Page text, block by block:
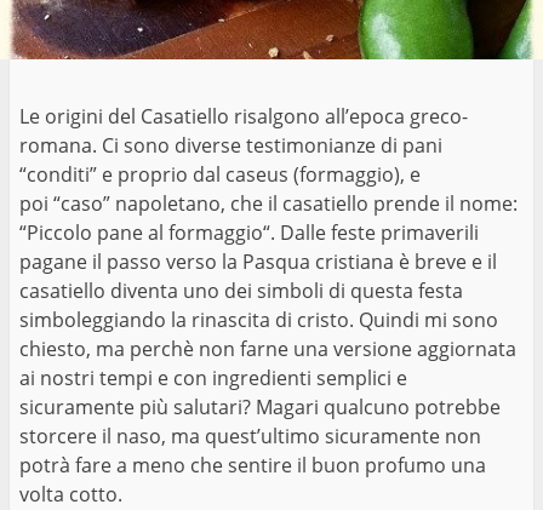
Le origini del Casatiello risalgono all’epoca greco-
romana. Ci sono diverse testimonianze di pani
“conditi” e proprio dal caseus (formaggio), e
poi “caso” napoletano, che il casatiello prende il nome:
“Piccolo pane al formaggio“. Dalle feste primaverili
pagane il passo verso la Pasqua cristiana è breve e il
casatiello diventa uno dei simboli di questa festa
simboleggiando la rinascita di cristo. Quindi mi sono
chiesto, ma perchè non farne una versione aggiornata
ai nostri tempi e con ingredienti semplici e
sicuramente più salutari? Magari qualcuno potrebbe
storcere il naso, ma quest’ultimo sicuramente non
potrà fare a meno che sentire il buon profumo una
volta cotto.